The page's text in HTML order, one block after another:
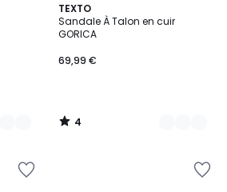
TEXTO
Sandale À Talon en cuir
GORICA
69,99 €
4
/
5
2
Couleurs
4
/